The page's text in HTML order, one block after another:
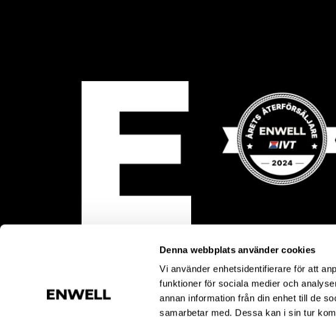
Denna webbplats använder cookies
Vi använder enhetsidentifierare för att
funktioner för sociala medier och
annan information från din enhet till de
samarbetar med. Dessa kan i sin tur